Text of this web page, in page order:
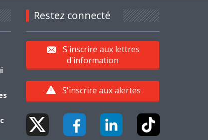
Restez connecté
S'inscrire aux lettres
d'information
S'inscrire aux alertes